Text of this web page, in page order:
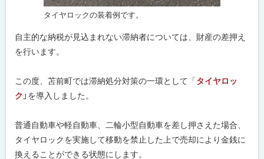
タイヤロックの装着例です。
自主的な納税が見込まれない滞納者については、財産の差押え
を行います。
この度、苫前町では滞納処分対策の一環として「タイヤロッ
ク 」を導入しました。
普通自動車や軽自動車、二輪小型自動車を差し押さえた場合、
タイヤロックを実施して移動を禁止した上で売却により金銭に
換えることができる状態にします。